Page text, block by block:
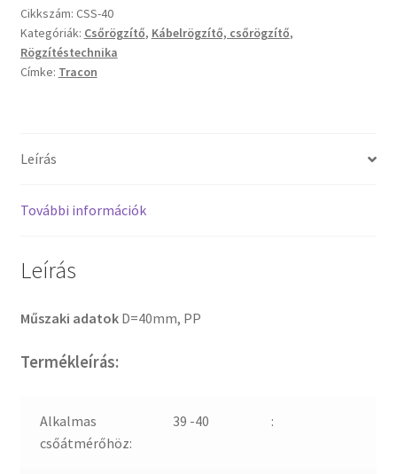
Cikkszám: CSS-40
Kategóriák: Csőrögzítő, Kábelrögzítő, csőrögzítő,
Rögzítéstechnika
Címke: Tracon
Leírás
További információk
Leírás
Műszaki adatok D=40mm, PP
Termékleírás:
Alkalmas
csőátmérőhöz:
39 -40 :